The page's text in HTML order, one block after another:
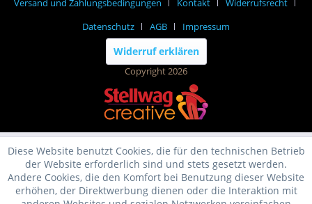
Versand und Zahlungsbedingungen
Kontakt
Widerrufsrecht
Datenschutz
AGB Impressum
Widerruf erklären
Copyright 2026
Diese Website benutzt Cookies, die für den technischen Betrieb
der Website erforderlich sind und stets gesetzt werden.
Andere Cookies, die den Komfort bei Benutzung dieser Website
erhöhen, der Direktwerbung dienen oder die Interaktion mit